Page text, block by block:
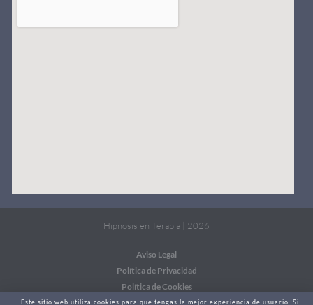
Hipnosis en Terapia | 2026
Aviso Legal
Política de Privacidad
Política de Cookies
Este sitio web utiliza cookies para que tengas la mejor experiencia de usuario. Si